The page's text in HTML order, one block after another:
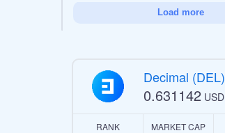
Load more
Decimal (DEL)
0.631142 USD
RANK MARKET CAP